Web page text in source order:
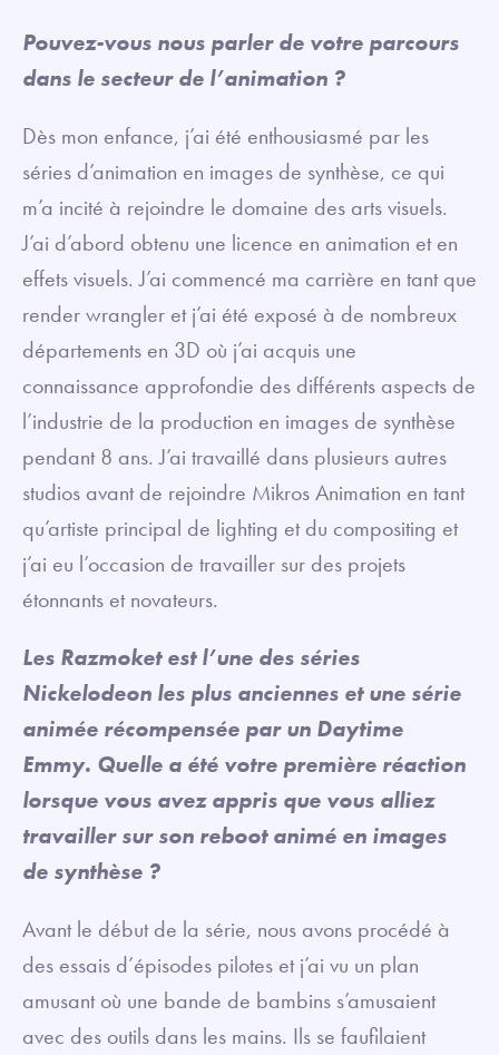
Pouvez-vous nous parler de votre parcours
dans le secteur de l’animation ?
Dès mon enfance, j’ai été enthousiasmé par les
séries d’animation en images de synthèse, ce qui
m’a incité à rejoindre le domaine des arts visuels.
J’ai d’abord obtenu une licence en animation et en
effets visuels. J’ai commencé ma carrière en tant que
render wrangler et j’ai été exposé à de nombreux
départements en 3D où j’ai acquis une
connaissance approfondie des différents aspects de
l’industrie de la production en images de synthèse
pendant 8 ans. J’ai travaillé dans plusieurs autres
studios avant de rejoindre Mikros Animation en tant
qu’artiste principal de lighting et du compositing et
j’ai eu l’occasion de travailler sur des projets
étonnants et novateurs.
Les Razmoket est l’une des séries
Nickelodeon les plus anciennes et une série
animée récompensée par un Daytime
Emmy. Quelle a été votre première réaction
lorsque vous avez appris que vous alliez
travailler sur son reboot animé en images
de synthèse ?
Avant le début de la série, nous avons procédé à
des essais d’épisodes pilotes et j’ai vu un plan
amusant où une bande de bambins s’amusaient
avec des outils dans les mains. Ils se faufilaient